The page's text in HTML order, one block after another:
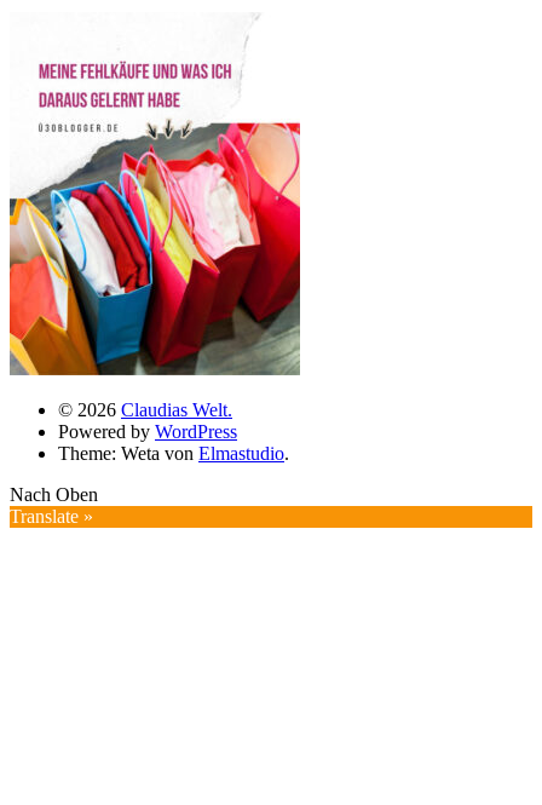
© 2026 Claudias Welt.
Powered by WordPress
Theme: Weta von Elmastudio.
Nach Oben
Translate »